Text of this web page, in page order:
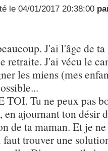
le 04/01/2017 20:38:00
J'ai l'âge de
retraite. J'ai vécu le
les miens (mes
TOI. Tu ne peux pas
en ajournant ton désir
de ta maman. Et je
trouver une